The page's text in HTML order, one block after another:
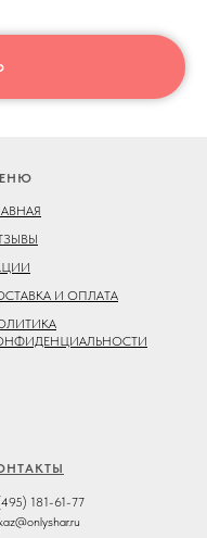
И ОПЛАТА
181-61-77